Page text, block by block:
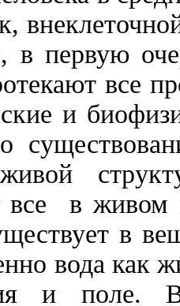
в первую
все
и
в живом
в
вода как
и поле.